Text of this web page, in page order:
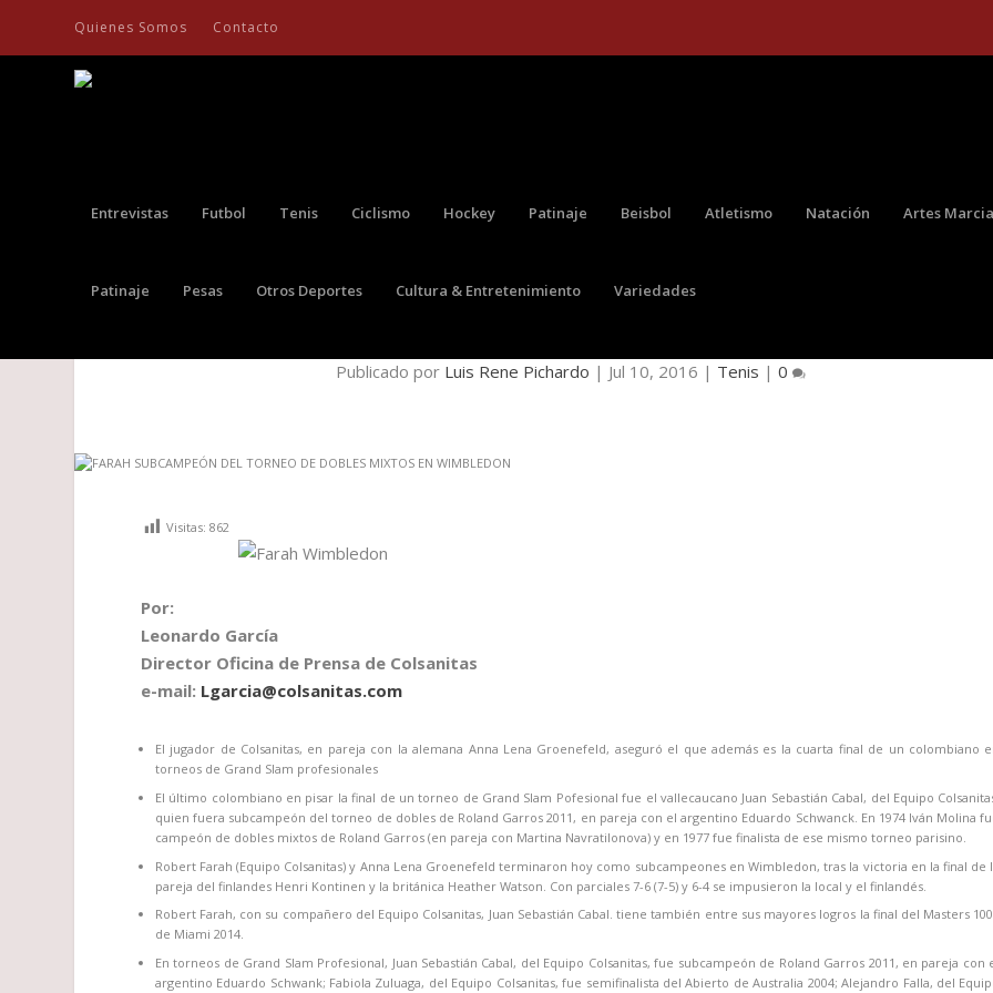
Quienes Somos Contacto
Entrevistas Futbol Tenis Ciclismo Hockey Patinaje Beisbol Atletismo Natación Artes
Patinaje Pesas Otros Deportes Cultura & Entretenimiento Variedades
Publicado por Luis Rene Pichardo | Jul 10, 2016 | Tenis | 0
Visitas: 862
Por:
Leonardo García
Director Oficina de Prensa de Colsanitas
e-mail: Lgarcia@colsanitas.com
El jugador de Colsanitas, en pareja con la alemana Anna Lena Groenefeld, aseguró el que además es la cuarta final de un colombiano
torneos de Grand Slam profesionales
El último colombiano en pisar la final de un torneo de Grand Slam Pofesional fue el vallecaucano Juan Sebastián Cabal, del Equipo
quien fuera subcampeón del torneo de dobles de Roland Garros 2011, en pareja con el argentino Eduardo Schwanck. En 1974 Iván Molina
campeón de dobles mixtos de Roland Garros (en pareja con Martina Navratilonova) y en 1977 fue finalista de ese mismo torneo parisino.
Robert Farah (Equipo Colsanitas) y Anna Lena Groenefeld terminaron hoy como subcampeones en Wimbledon, tras la victoria en la final de
pareja del finlandes Henri Kontinen y la británica Heather Watson. Con parciales 7-6 (7-5) y 6-4 se impusieron la local y el finlandés.
Robert Farah, con su compañero del Equipo Colsanitas, Juan Sebastián Cabal. tiene también entre sus mayores logros la final del Masters
de Miami 2014.
En torneos de Grand Slam Profesional, Juan Sebastián Cabal, del Equipo Colsanitas, fue subcampeón de Roland Garros 2011, en pareja con
argentino Eduardo Schwank; Fabiola Zuluaga, del Equipo Colsanitas, fue semifinalista del Abierto de Australia 2004; Alejandro Falla, del